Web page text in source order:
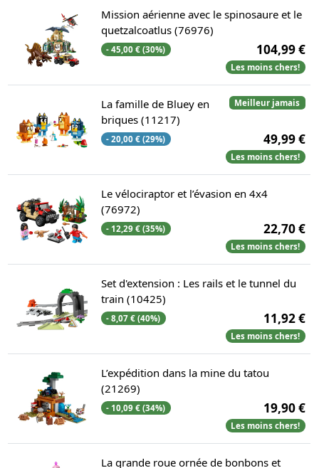
Mission aérienne avec le spinosaure et le
quetzalcoatlus (76976)
- 45,00 € (30%) 104,99 €
Les moins chers!
Meilleur jamais
La famille de Bluey en
briques (11217)
- 20,00 € (29%) 49,99 €
Les moins chers!
Le vélociraptor et l’évasion en 4x4
(76972)
- 12,29 € (35%) 22,70 €
Les moins chers!
Set d'extension : Les rails et le tunnel du
train (10425)
- 8,07 € (40%) 11,92 €
Les moins chers!
L’expédition dans la mine du tatou
(21269)
- 10,09 € (34%) 19,90 €
Les moins chers!
La grande roue ornée de bonbons et